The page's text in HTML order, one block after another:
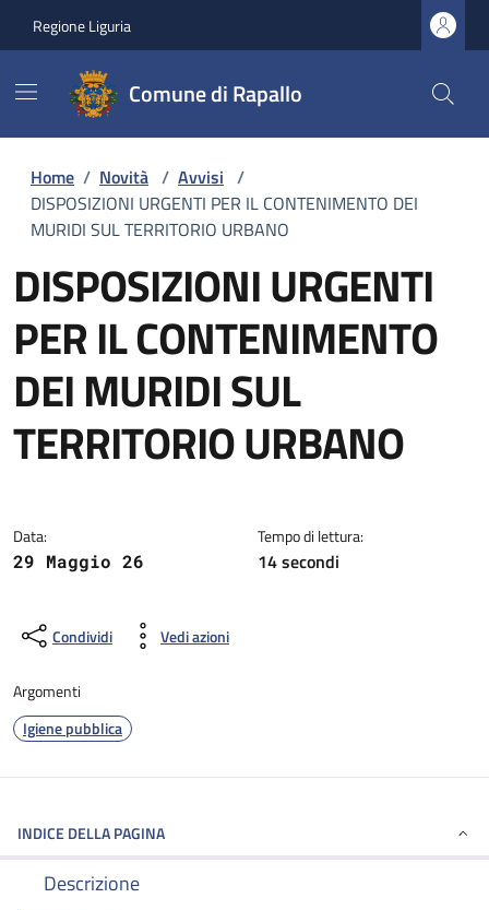
Regione Liguria
Comune di Rapallo
Home / Novità / Avvisi /
DISPOSIZIONI URGENTI PER IL CONTENIMENTO DEI
MURIDI SUL TERRITORIO URBANO
DISPOSIZIONI URGENTI
PER IL CONTENIMENTO
DEI MURIDI SUL
TERRITORIO URBANO
Data:
29 Maggio 26
Tempo di lettura:
14 secondi
Condividi Vedi azioni
Argomenti
Igiene pubblica
INDICE DELLA PAGINA
Descrizione